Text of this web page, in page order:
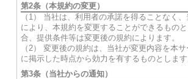
第2条（本規約の変更）
（1） 当社は、利用者の承諾を得ることなく
により、本規約を変更することができるもの
合、提供条件等は変更後の規約によります。
（2） 変更後の規約は、当社が変更内容を本
に掲示した時点から効力を有するものとします
第3条（当社からの通知）